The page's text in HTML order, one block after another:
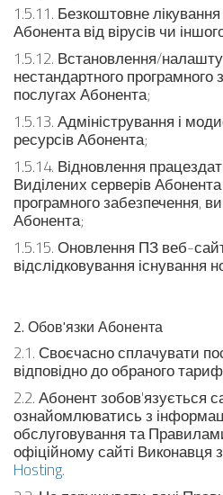
1.5.11. Безкоштовне
Абонента від вірусів чи
1.5.12. Встановлення/
нестандартного програмного
послугах Абонента;
1.5.13. Адміністрування і
ресурсів Абонента;
1.5.14. Відновлення
Виділених серверів
програмного забезпечення,
Абонента;
1.5.15. Оновлення ПЗ веб-
відслідковування існування
2. Обов'язки Абонента
2.1. Своєчасно сплачувати
відповідно до обраного
2.2. Абонент зобов'язується
ознайомлюватись з
обслуговування та
офіційному сайті Виконавця
Hosting.